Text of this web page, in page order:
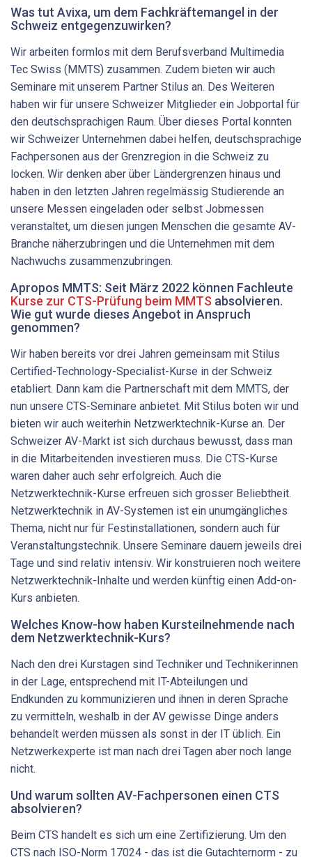
Was tut Avixa, um dem Fachkräftemangel in der
Schweiz entgegenzuwirken?
Wir arbeiten formlos mit dem Berufsverband Multimedia
Tec Swiss (MMTS) zusammen. Zudem bieten wir auch
Seminare mit unserem Partner Stilus an. Des Weiteren
haben wir für unsere Schweizer Mitglieder ein Jobportal für
den deutschsprachigen Raum. Über dieses Portal konnten
wir Schweizer Unternehmen dabei helfen, deutschsprachige
Fachpersonen aus der Grenzregion in die Schweiz zu
locken. Wir denken aber über Ländergrenzen hinaus und
haben in den letzten Jahren regelmässig Studierende an
unsere Messen eingeladen oder selbst Jobmessen
veranstaltet, um diesen jungen Menschen die gesamte AV-
Branche näherzubringen und die Unternehmen mit dem
Nachwuchs zusammenzubringen.
Apropos MMTS: Seit März 2022 können Fachleute
Kurse zur CTS-Prüfung beim MMTS absolvieren.
Wie gut wurde dieses Angebot in Anspruch
genommen?
Wir haben bereits vor drei Jahren gemeinsam mit Stilus
Certified-Technology-Specialist-Kurse in der Schweiz
etabliert. Dann kam die Partnerschaft mit dem MMTS, der
nun unsere CTS-Seminare anbietet. Mit Stilus boten wir und
bieten wir auch weiterhin Netzwerktechnik-Kurse an. Der
Schweizer AV-Markt ist sich durchaus bewusst, dass man
in die Mitarbeitenden investieren muss. Die CTS-Kurse
waren daher auch sehr erfolgreich. Auch die
Netzwerktechnik-Kurse erfreuen sich grosser Beliebtheit.
Netzwerktechnik in AV-Systemen ist ein unumgängliches
Thema, nicht nur für Festinstallationen, sondern auch für
Veranstaltungstechnik. Unsere Seminare dauern jeweils drei
Tage und sind relativ intensiv. Wir konstruieren noch weitere
Netzwerktechnik-Inhalte und werden künftig einen Add-on-
Kurs anbieten.
Welches Know-how haben Kursteilnehmende nach
dem Netzwerktechnik-Kurs?
Nach den drei Kurstagen sind Techniker und Technikerinnen
in der Lage, entsprechend mit IT-Abteilungen und
Endkunden zu kommunizieren und ihnen in deren Sprache
zu vermitteln, weshalb in der AV gewisse Dinge anders
behandelt werden müssen als sonst in der IT üblich. Ein
Netzwerk­experte ist man nach drei Tagen aber noch lange
nicht.
Und warum sollten AV-Fachpersonen einen CTS
absolvieren?
Beim CTS handelt es sich um eine Zertifizierung. Um den
CTS nach ISO-Norm 17024 - das ist die Gutachternorm - zu